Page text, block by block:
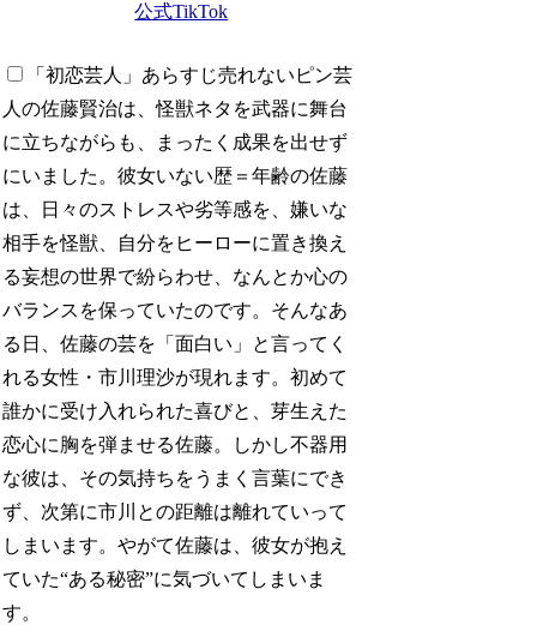
公式TikTok
「初恋芸人」あらすじ売れないピン芸
人の佐藤賢治は、怪獣ネタを武器に舞台
に立ちながらも、まったく成果を出せず
にいました。彼女いない歴＝年齢の佐藤
は、日々のストレスや劣等感を、嫌いな
相手を怪獣、自分をヒーローに置き換え
る妄想の世界で紛らわせ、なんとか心の
バランスを保っていたのです。そんなあ
る日、佐藤の芸を「面白い」と言ってく
れる女性・市川理沙が現れます。初めて
誰かに受け入れられた喜びと、芽生えた
恋心に胸を弾ませる佐藤。しかし不器用
な彼は、その気持ちをうまく言葉にでき
ず、次第に市川との距離は離れていって
しまいます。やがて佐藤は、彼女が抱え
ていた“ある秘密”に気づいてしまいま
す。